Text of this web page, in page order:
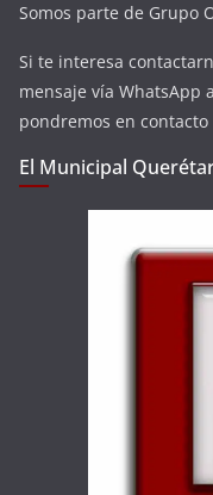
Somos parte de Grupo
Si te interesa
mensaje vía WhatsApp
pondremos en contacto
El Municipal